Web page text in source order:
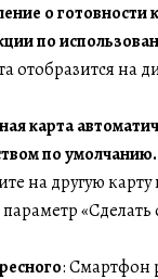
о готовности
по
отобразится на
карта
по умолчанию.
на другую
: Смартфон